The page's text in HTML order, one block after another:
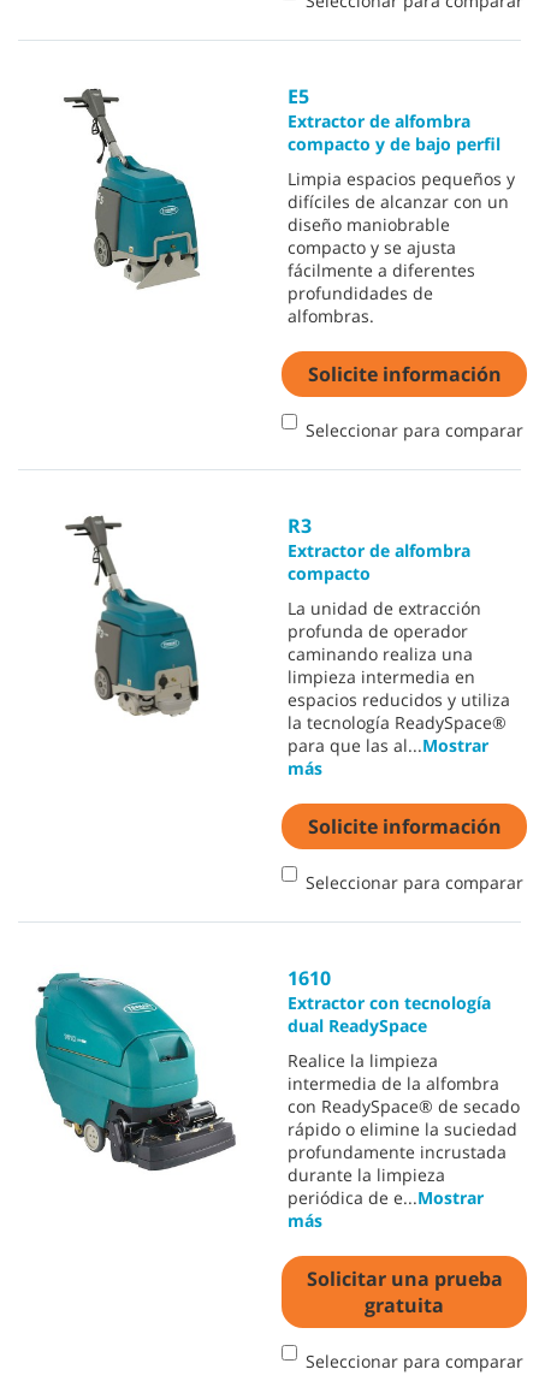
E5
Extractor de alfombra
compacto y de bajo perfil
Limpia espacios pequeños y
difíciles de alcanzar con un
diseño maniobrable
compacto y se ajusta
fácilmente a diferentes
profundidades de
alfombras.
Solicite información
Seleccionar para comparar
R3
Extractor de alfombra
compacto
La unidad de extracción
profunda de operador
caminando realiza una
limpieza intermedia en
espacios reducidos y utiliza
la tecnología ReadySpace®
para que las al...Mostrar
más
Solicite información
Seleccionar para comparar
1610
Extractor con tecnología
dual ReadySpace
Realice la limpieza
intermedia de la alfombra
con ReadySpace® de secado
rápido o elimine la suciedad
profundamente incrustada
durante la limpieza
periódica de e...Mostrar
más
Solicitar una prueba
gratuita
Seleccionar para comparar